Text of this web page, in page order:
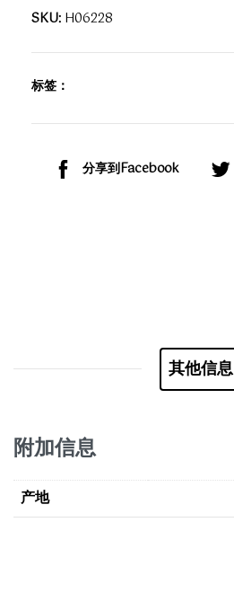
SKU: H06228
标签：
分享到Facebook
其他信息
附加信息
产地